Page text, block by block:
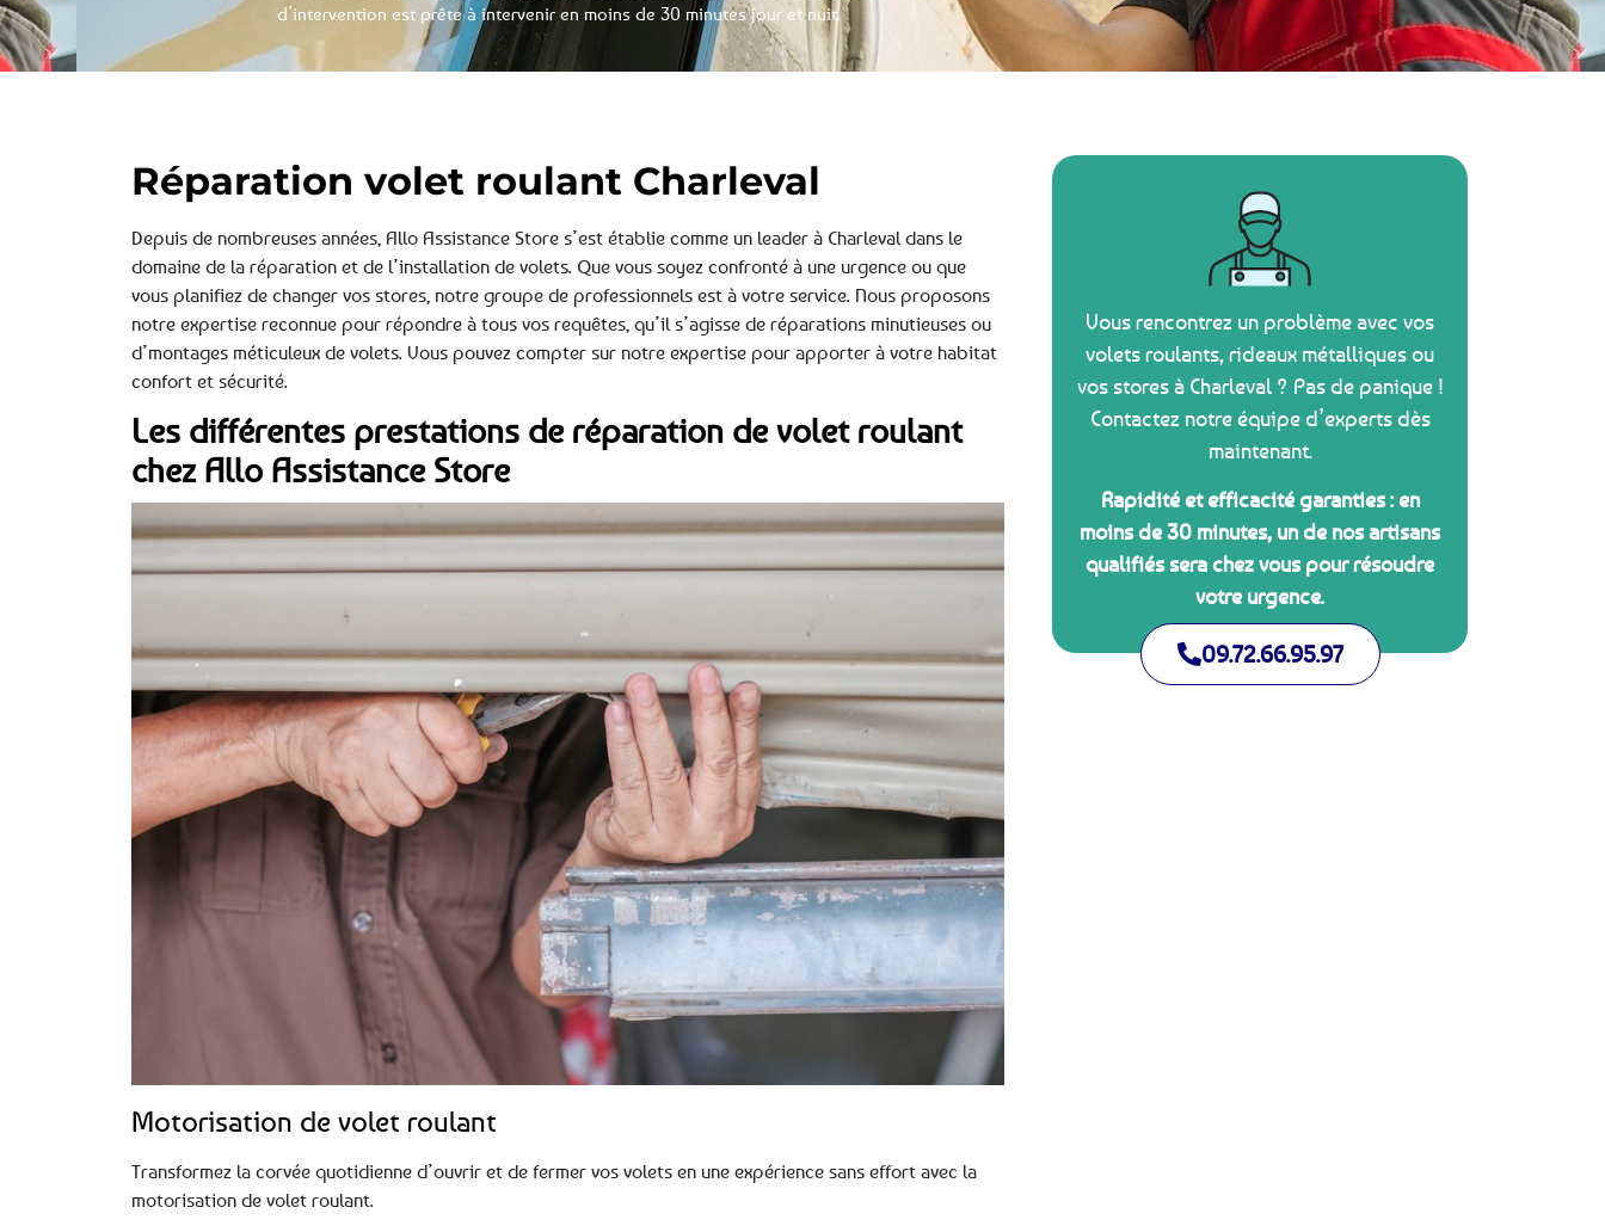
d’intervention est prête à intervenir en moins de 30 minutes jour et nuit.
Réparation volet roulant Charleval
Depuis de nombreuses années, Allo Assistance Store s’est établie comme un leader à Charleval dans le
domaine de la réparation et de l’installation de volets. Que vous soyez confronté à une urgence ou que
vous planifiez de changer vos stores, notre groupe de professionnels est à votre service. Nous proposons
notre expertise reconnue pour répondre à tous vos requêtes, qu’il s’agisse de réparations minutieuses ou
d’montages méticuleux de volets. Vous pouvez compter sur notre expertise pour apporter à votre habitat
confort et sécurité.
Les différentes prestations de réparation de volet roulant
chez Allo Assistance Store
Motorisation de volet roulant
Transformez la corvée quotidienne d’ouvrir et de fermer vos volets en une expérience sans effort avec la
motorisation de volet roulant.
Vous rencontrez un problème avec vos
volets roulants, rideaux métalliques ou
vos stores à Charleval ? Pas de panique !
Contactez notre équipe d’experts dès
maintenant.
Rapidité et efficacité garanties : en
moins de 30 minutes, un de nos artisans
qualifiés sera chez vous pour résoudre
votre urgence.
09.72.66.95.97